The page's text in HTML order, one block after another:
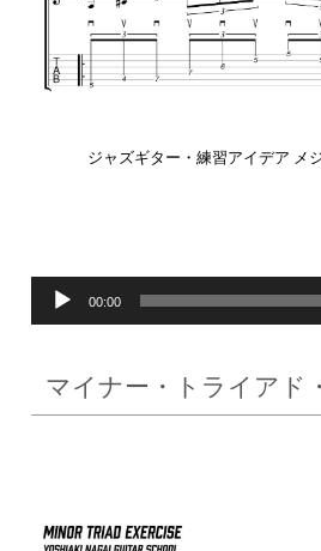
ジャズギター・練習アイデア メ
音
プ
00:00
マイナー・トライアド